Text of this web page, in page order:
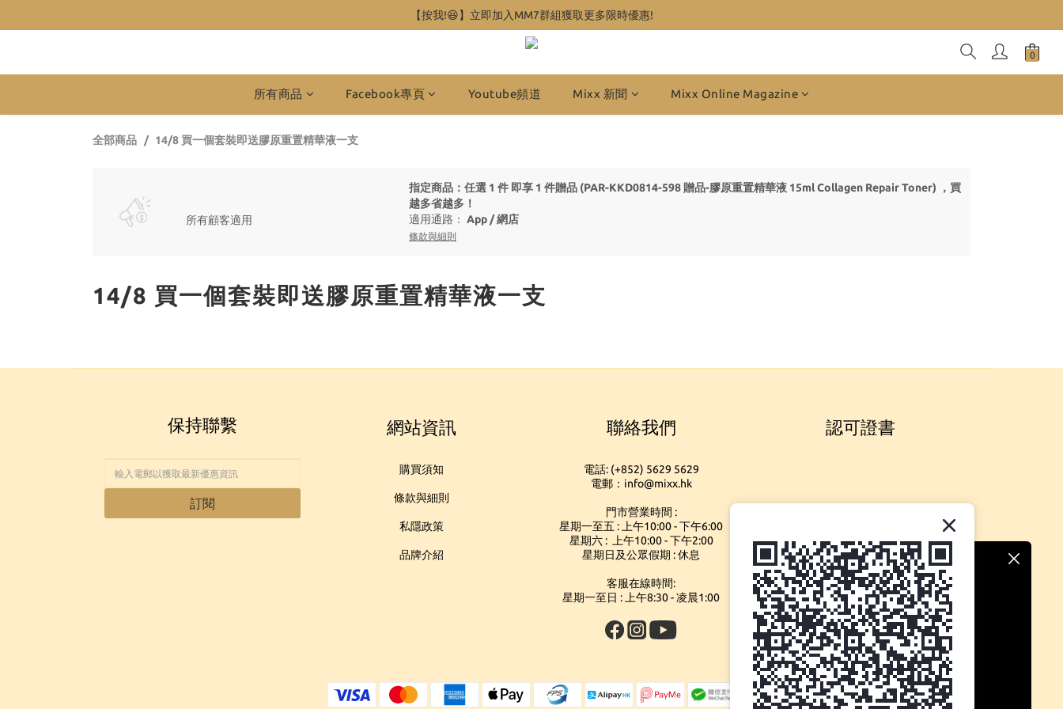
【按我!😆】立即加入MM7群組獲取更多限時優惠!
所有商品 Facebook專頁 Youtube頻道 Mixx 新聞 Mixx Online Magazine
全部商品 14/8 買一個套裝即送膠原重置精華液一支
所有顧客適用
指定商品：任選 1 件 即享 1 件贈品 (PAR-KKD0814-598 贈品-膠原重置精華液 15ml Collagen Repair Toner) ，買
越多省越多！
適用通路： App /網店
條款與細則
14/8 買一個套裝即送膠原重置精華液一支
保持聯繫
訂閱
網站資訊
購買須知
條款與細則
私隱政策
品牌介紹
聯絡我們
電話: (+852) 5629 5629
電郵：info@mixx.hk
門市營業時間 :
星期一至五 : 上午10:00 - 下午6:00
星期六 : 上午10:00 - 下午2:00
星期日及公眾假期 : 休息
客服在線時間:
星期一至日 : 上午8:30 - 凌晨1:00
認可證書